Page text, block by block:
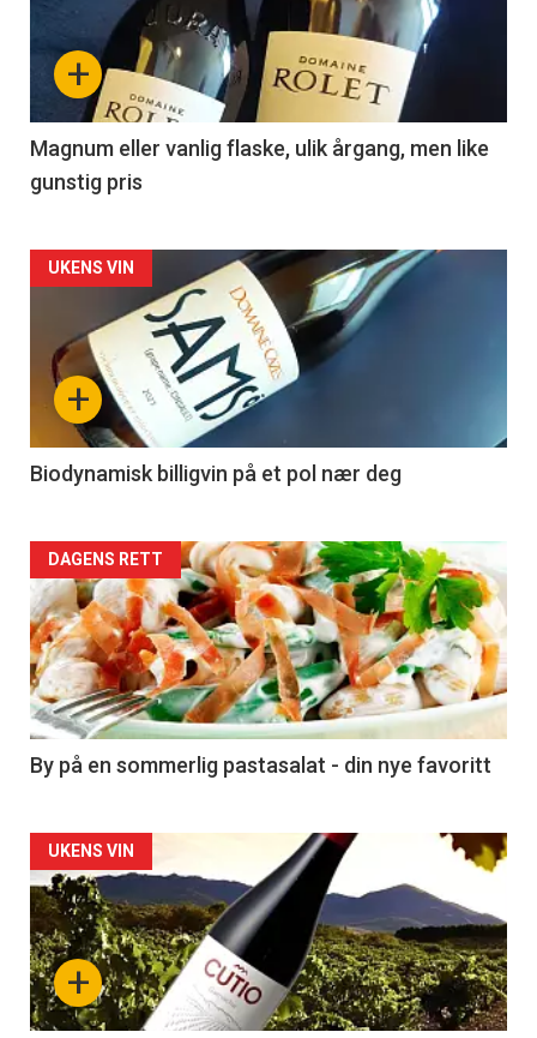
nå
3
+
Magnum eller vanlig flaske, ulik årgang, men like
gunstig pris
Forsiden
akkurat
nå
4
+
UKENS VIN
Biodynamisk billigvin på et pol nær deg
Forsiden
akkurat
nå
-
5
DAGENS RETT
By på en sommerlig pastasalat - din nye favoritt
Forsiden
akkurat
nå
-
+
UKENS VIN